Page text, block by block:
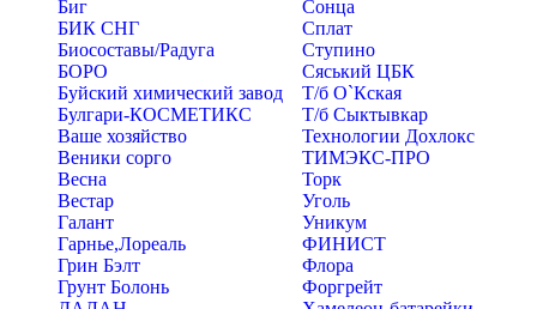
Биг
БИК СНГ
Биосоставы/Радуга
БОРО
Буйский химический завод
Булгари-КОСМЕТИКС
Ваше хозяйство
Веники сорго
Весна
Вестар
Галант
Гарнье,Лореаль
Грин Бэлт
Грунт Болонь
Сонца
Сплат
Ступино
Сяський ЦБК
Т/б О`Кская
Т/б Сыктывкар
Технологии Дохлокс
ТИМЭКС-ПРО
Торк
Уголь
Уникум
ФИНИСТ
Флора
Форгрейт